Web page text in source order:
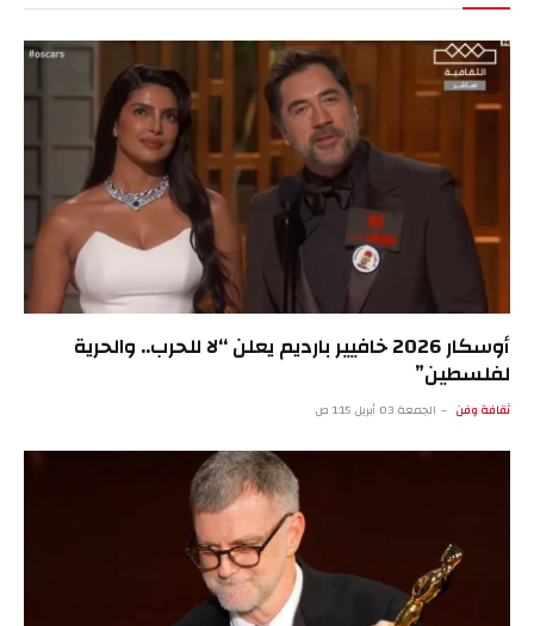
أوسكار 2026 خافيير بارديم يعلن “لا للحرب.. والحرية
لفلسطين”
ثقافة وفن الجمعة 03 أبريل 1:15 ص